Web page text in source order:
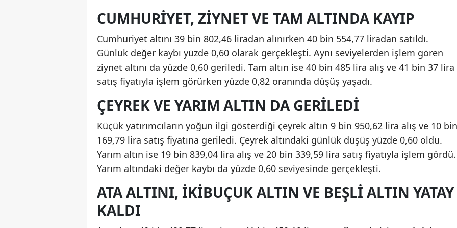
CUMHURIYET, ZIYNET VE TAM ALTINDA KAYIP
Cumhuriyet altını 39 bin 802,46 liradan alınırken 40 bin 554,77 liradan satıldı.
Günlük değer kaybı yüzde 0,60 olarak gerçekleşti. Aynı seviyelerden işlem gören
ziynet altını da yüzde 0,60 geriledi. Tam altın ise 40 bin 485 lira alış ve 41 bin 37 lira
satış fiyatıyla işlem görürken yüzde 0,82 oranında düşüş yaşadı.
ÇEYREK VE YARIM ALTIN DA GERILEDI
Küçük yatırımcıların yoğun ilgi gösterdiği çeyrek altın 9 bin 950,62 lira alış ve 10 bin
169,79 lira satış fiyatına geriledi. Çeyrek altındaki günlük düşüş yüzde 0,60 oldu.
Yarım altın ise 19 bin 839,04 lira alış ve 20 bin 339,59 lira satış fiyatıyla işlem gördü.
Yarım altındaki değer kaybı da yüzde 0,60 seviyesinde gerçekleşti.
ATA ALTINI, IKIBUÇUK ALTIN VE BEŞLI ALTIN YATAY
KALDI